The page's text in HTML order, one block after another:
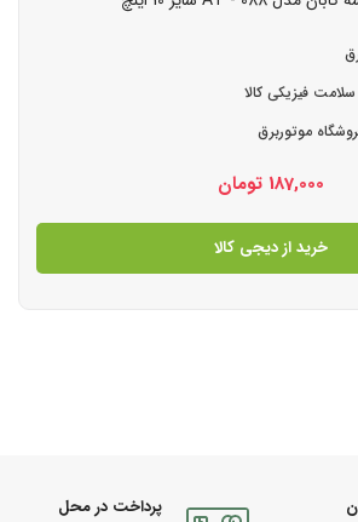
فیزیکی کالا
موتوربرق
187,000 تومان
خرید از دیجی کالا
پرداخت در محل